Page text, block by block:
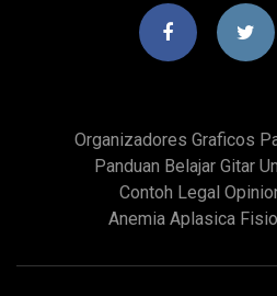
Organizadores Graficos
Panduan Belajar Gitar
Contoh Legal
Anemia Aplasica